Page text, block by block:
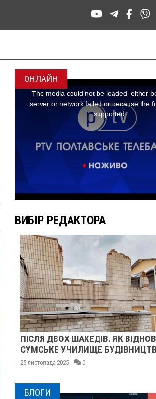
ОНЛАЙН
ВИБІР РЕДАКТОРА
ПІСЛЯ ДВОХ ШАХЕДІВ. ЯК
СУМСЬКЕ УЧИЛИЩЕ
25 листопада 2025 0
БЛОГИ